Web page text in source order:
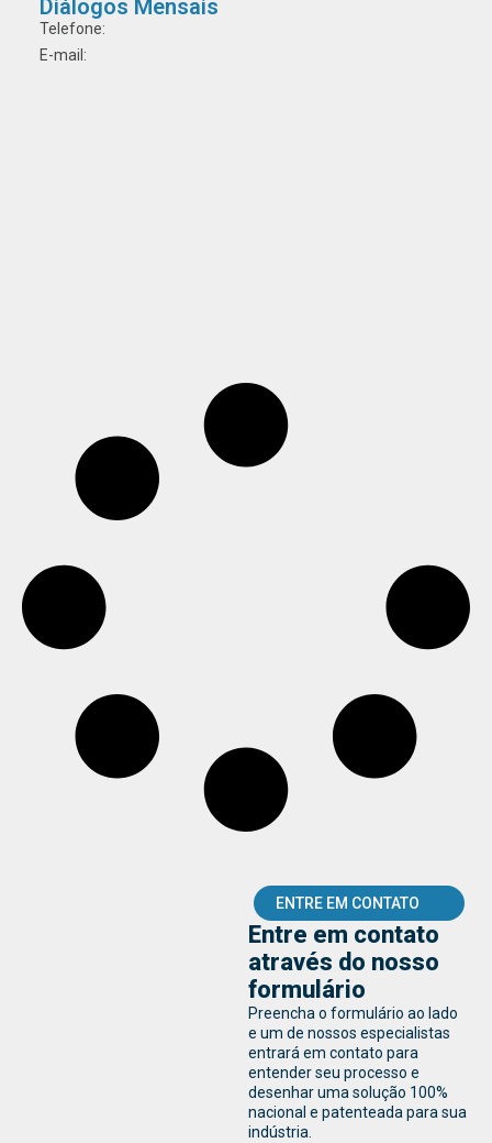
Diálogos Mensais
Telefone:
E-mail:
ENTRE EM CONTATO
Entre em contato
através do nosso
formulário
Preencha o formulário ao lado
e um de nossos especialistas
entrará em contato para
entender seu processo e
desenhar uma solução 100%
nacional e patenteada para sua
indústria.